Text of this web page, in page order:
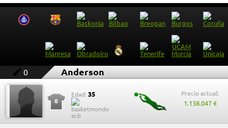
0 Anderson
0
Edad: 35 Precio actual:
1.138.047 €